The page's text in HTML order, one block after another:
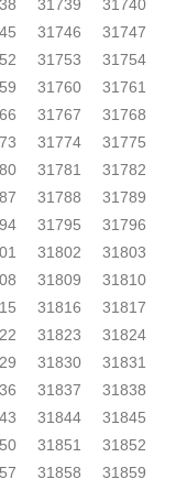
31739
31740
31746
31747
31753
31754
31760
31761
31767
31768
31774
31775
31781
31782
31788
31789
31795
31796
31802
31803
31809
31810
31816
31817
31823
31824
31830
31831
31837
31838
31844
31845
31851
31852
31858
31859